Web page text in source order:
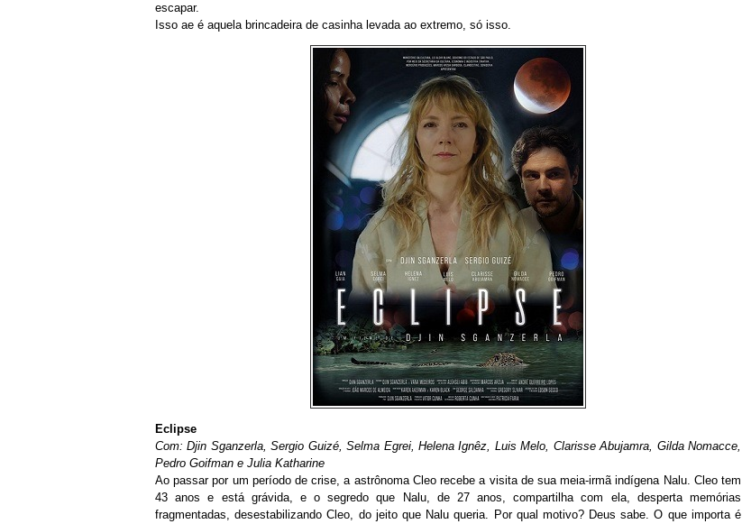
escapar.
Isso ae é aquela brincadeira de casinha levada ao extremo, só isso.
Eclipse
Com: Djin Sganzerla, Sergio Guizé, Selma Egrei, Helena Ignêz, Luis Melo, Clarisse Abujamra, Gilda Nomacce,
Pedro Goifman e Julia Katharine
Ao passar por um período de crise, a astrônoma Cleo recebe a visita de sua meia-irmã indígena Nalu. Cleo tem
43 anos e está grávida, e o segredo que Nalu, de 27 anos, compartilha com ela, desperta memórias
fragmentadas, desestabilizando Cleo, do jeito que Nalu queria. Por qual motivo? Deus sabe. O que importa é